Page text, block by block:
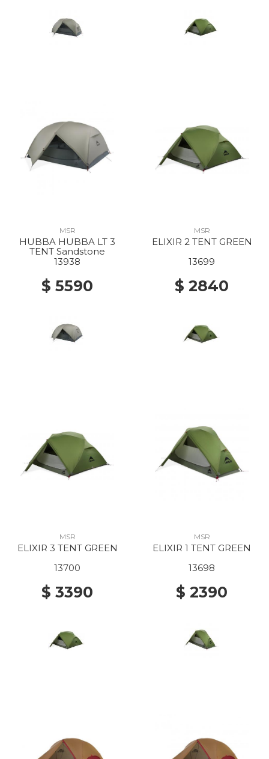
MSR
HUBBA HUBBA LT 3
TENT Sandstone
13938
$ 5590
MSR
ELIXIR 2 TENT GREEN
13699
$ 2840
MSR
ELIXIR 3 TENT GREEN
13700
$ 3390
MSR
ELIXIR 1 TENT GREEN
13698
$ 2390